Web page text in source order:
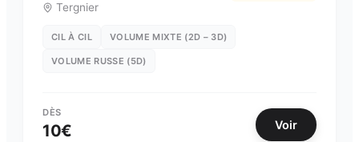
Tergnier
CIL À CIL VOLUME MIXTE (2D – 3D)
VOLUME RUSSE (5D)
DÈS
10€ Voir